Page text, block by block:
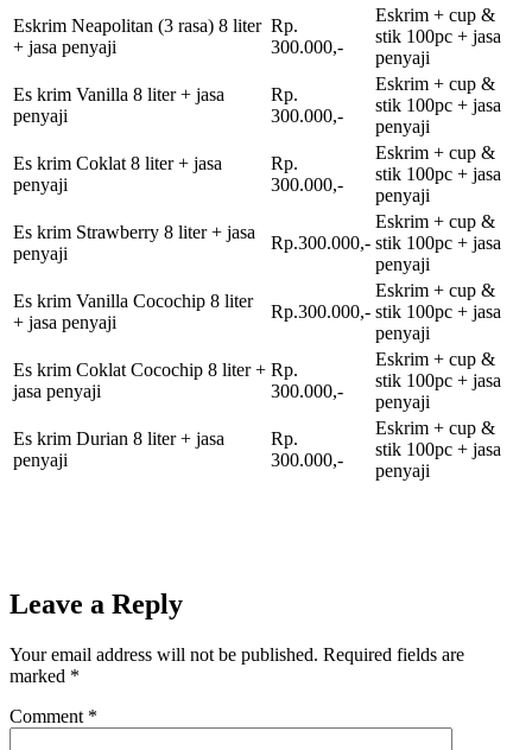
Eskrim Neapolitan (3 rasa) 8 liter
+ jasa penyaji
Rp.
300.000,-
Eskrim + cup &
stik 100pc + jasa
penyaji
Es krim Vanilla 8 liter + jasa
penyaji
Rp.
300.000,-
Eskrim + cup &
stik 100pc + jasa
penyaji
Es krim Coklat 8 liter + jasa
penyaji
Rp.
300.000,-
Eskrim + cup &
stik 100pc + jasa
penyaji
Es krim Strawberry 8 liter + jasa
penyaji
Rp.300.000,-
Eskrim + cup &
stik 100pc + jasa
penyaji
Es krim Vanilla Cocochip 8 liter
+ jasa penyaji
Rp.300.000,-
Eskrim + cup &
stik 100pc + jasa
penyaji
Es krim Coklat Cocochip 8 liter +
jasa penyaji
Rp.
300.000,-
Eskrim + cup &
stik 100pc + jasa
penyaji
Es krim Durian 8 liter + jasa
penyaji
Rp.
300.000,-
Eskrim + cup &
stik 100pc + jasa
penyaji
Leave a Reply
Your email address will not be published. Required fields are
marked *
Comment *